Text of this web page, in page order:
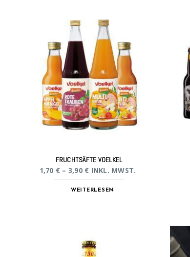
FRUCHTSÄFTE VOELKEL
1,70 € – 3,90 € INKL. MWST.
WEITERLESEN